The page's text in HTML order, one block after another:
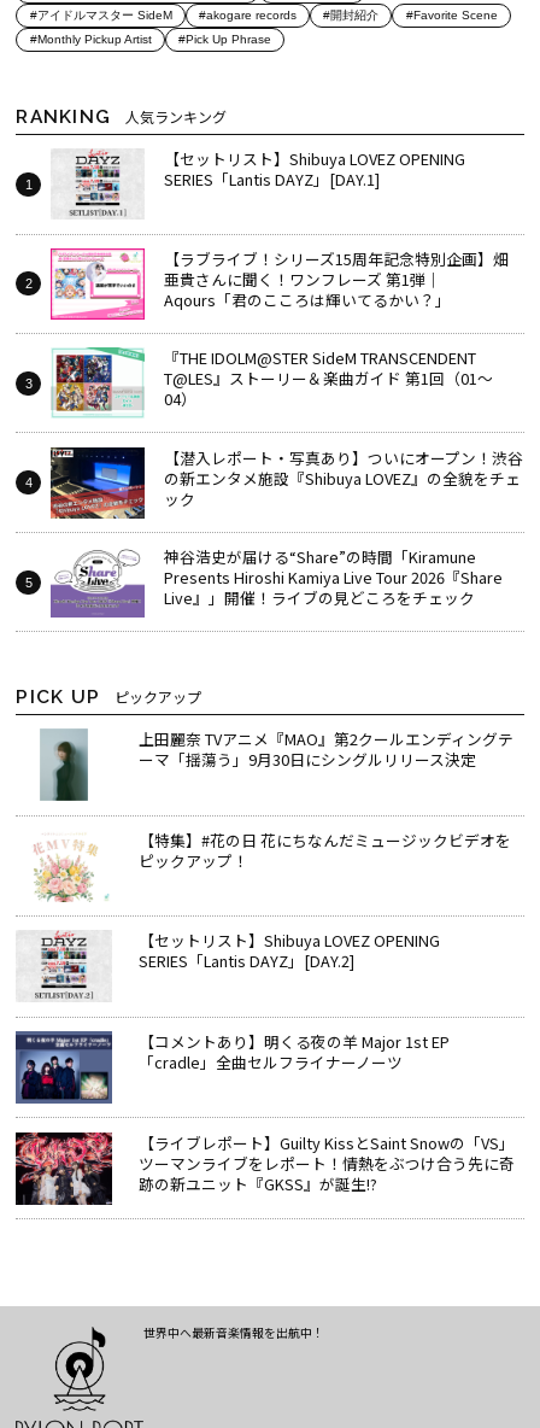
#アイドルマスター SideM
#akogare records #開封紹介
#Favorite Scene
#Monthly Pickup Artist
#Pick Up Phrase
RANKING 人気ランキング
【セットリスト】Shibuya LOVEZ OPENING
SERIES「Lantis DAYZ」[DAY.1]
【ラブライブ！シリーズ15周年記念特別企画】畑
亜貴さんに聞く！ワンフレーズ 第1弾｜
Aqours「君のこころは輝いてるかい？」
『THE IDOLM@STER SideM TRANSCENDENT
T@LES』ストーリー＆楽曲ガイド 第1回（01～
04）
【潜入レポート・写真あり】ついにオープン！渋谷
の新エンタメ施設『Shibuya LOVEZ』の全貌をチェ
ック
神谷浩史が届ける“Share”の時間――「Kiramune
Presents Hiroshi Kamiya Live Tour 2026『Share
Live』」開催！ライブの見どころをチェック
PICK UP ピックアップ
上田麗奈 TVアニメ『MAO』第2クールエンディングテ
ーマ「揺蕩う」9月30日にシングルリリース決定
【特集】#花の日 花にちなんだミュージックビデオを
ピックアップ！
【セットリスト】Shibuya LOVEZ OPENING
SERIES「Lantis DAYZ」[DAY.2]
【コメントあり】明くる夜の羊 Major 1st EP
「cradle」全曲セルフライナーノーツ
【ライブレポート】Guilty KissとSaint Snowの「VS」
ツーマンライブをレポート！情熱をぶつけ合う先に奇
跡の新ユニット『GKSS』が誕生!?
世界中へ最新音楽情報を出航中！